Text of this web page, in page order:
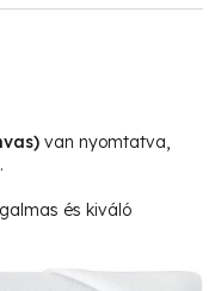
van nyomtatva,
és kiváló